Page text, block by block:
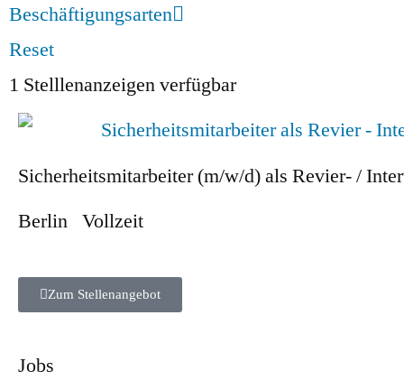
Beschäftigungsarten
Reset
1 Stelllenanzeigen verfügbar
Sicherheitsmitarbeiter (m/w/d) als Revier- /
Berlin Vollzeit
Zum Stellenangebot
Jobs